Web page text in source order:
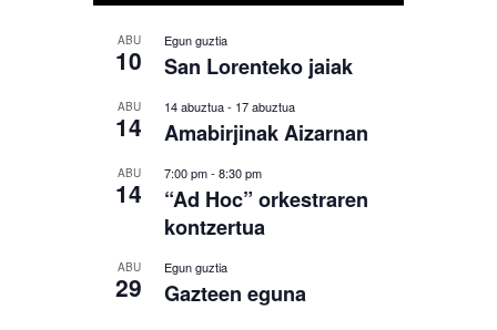
ABU
10
Egun guztia
San Lorenteko jaiak
ABU
14
14 abuztua- 17 abuztua
Amabirjinak Aizarnan
ABU
14
7:00 pm- 8:30 pm
“Ad Hoc” orkestraren
kontzertua
ABU
29
Egun guztia
Gazteen eguna